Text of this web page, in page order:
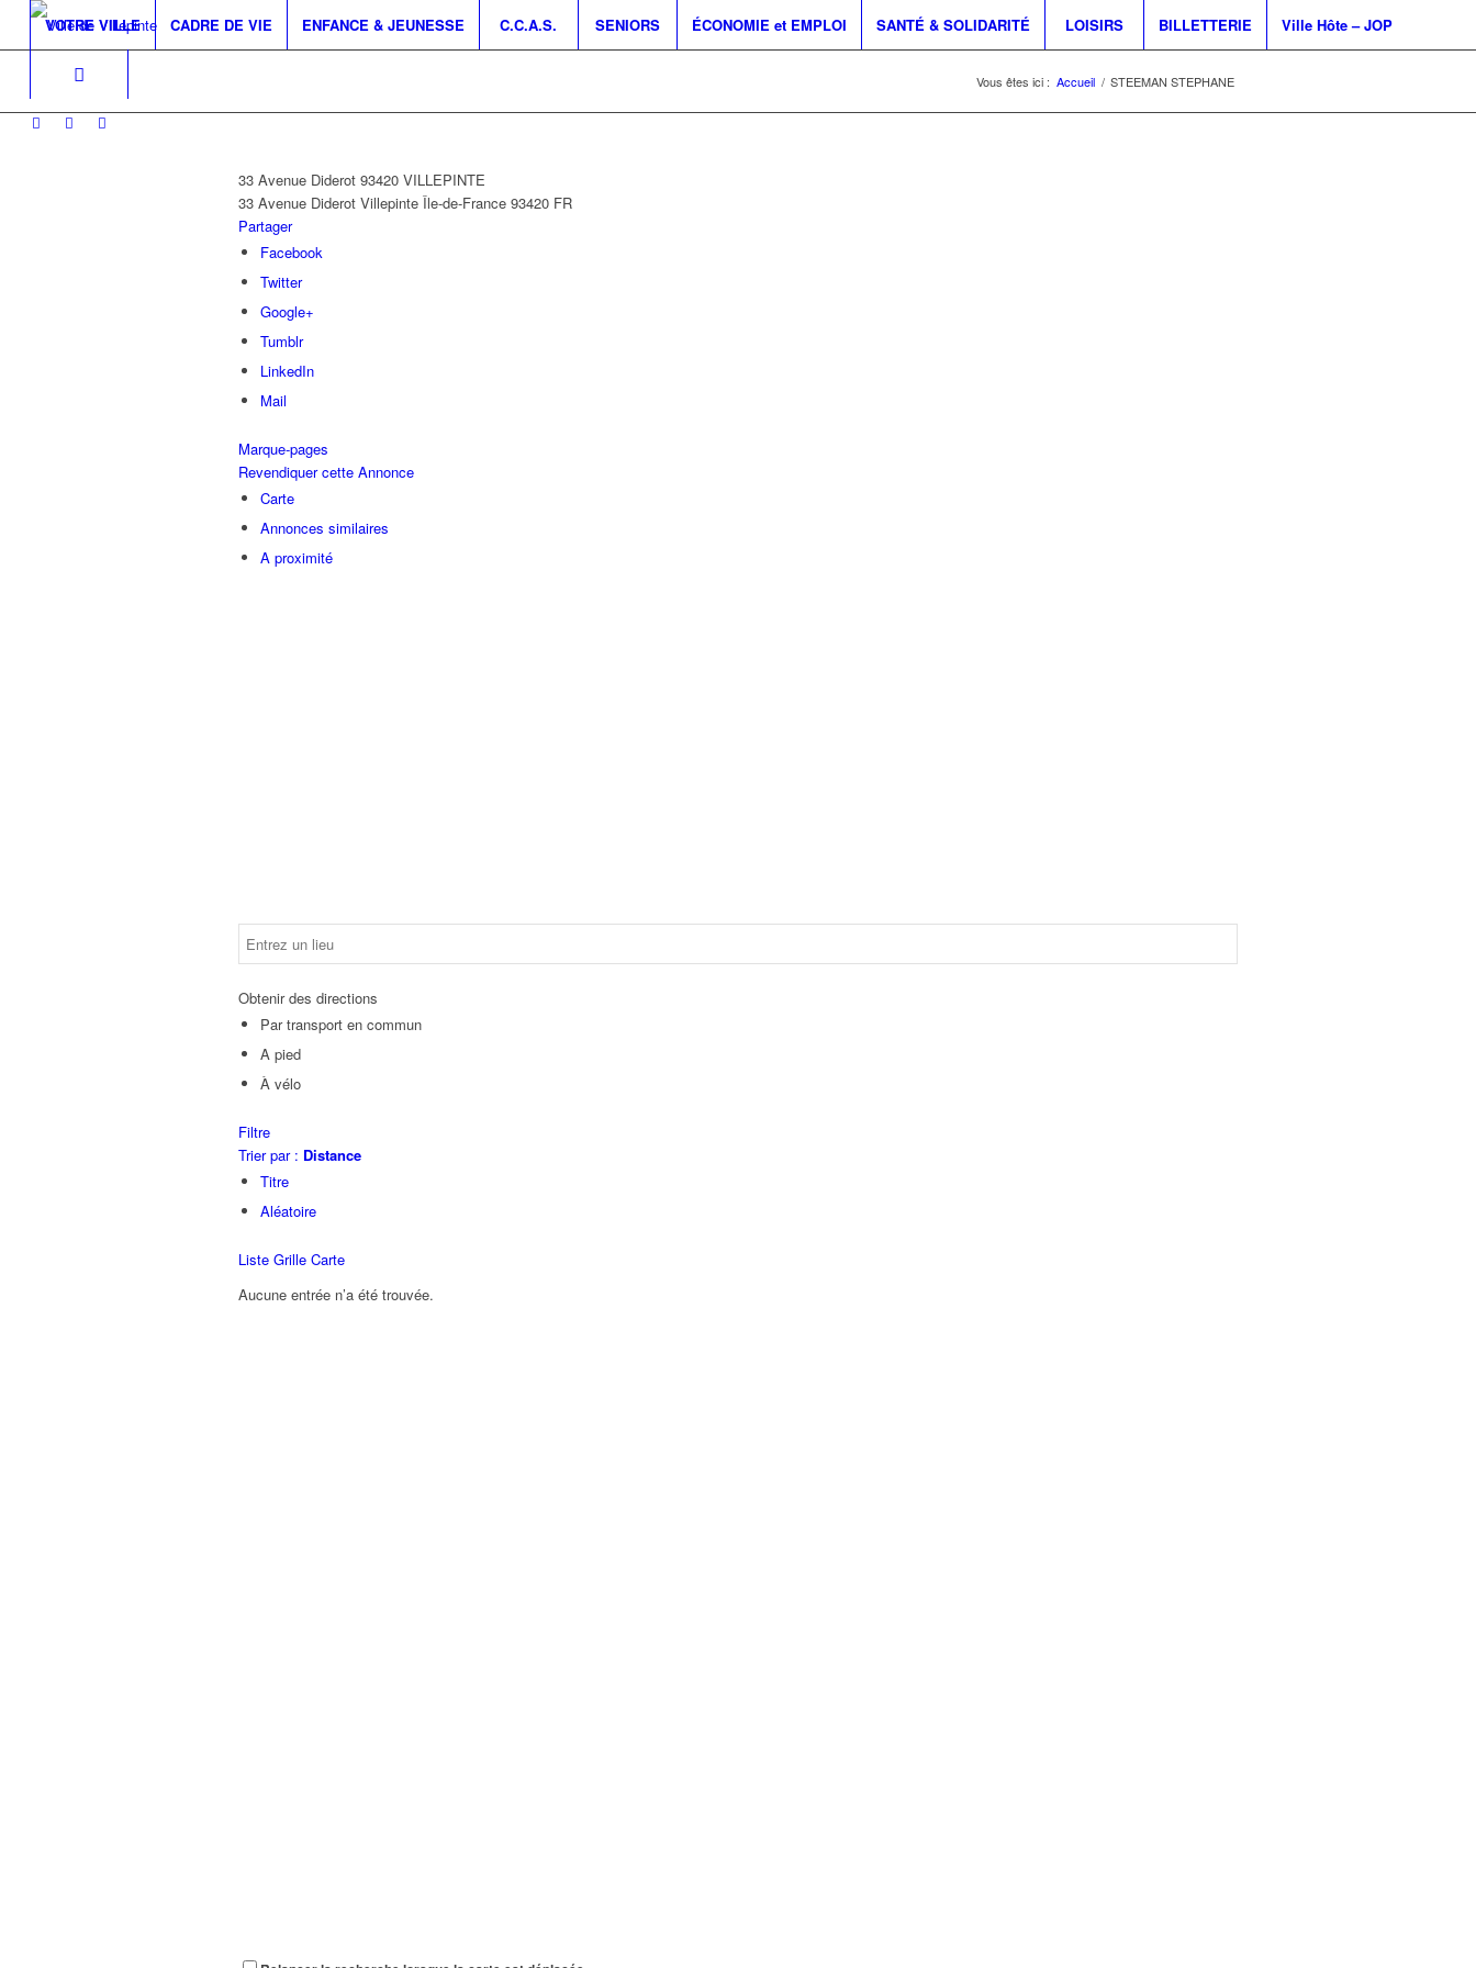
VOTRE VILLE CADRE DE VIE ENFANCE & JEUNESSE C.C.A.S. SENIORS ÉCONOMIE et EMPLOI SANTÉ & SOLIDARITÉ LOISIRS BILLETTERIE Ville Hôte – JOP
Vous êtes ici : Accueil / STEEMAN STEPHANE
33 Avenue Diderot 93420 VILLEPINTE
33 Avenue Diderot Villepinte Île-de-France 93420 FR
Partager
Facebook
Twitter
Google+
Tumblr
LinkedIn
Mail
Marque-pages
Revendiquer cette Annonce
Carte
Annonces similaires
A proximité
Obtenir des directions
Par transport en commun
A pied
À vélo
Filtre
Trier par : Distance
Titre
Aléatoire
Liste Grille Carte
Aucune entrée n’a été trouvée.